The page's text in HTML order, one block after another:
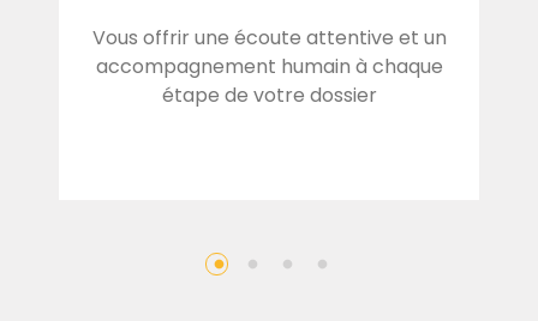
Vous offrir une écoute attentive et un
accompagnement humain à chaque
étape de votre dossier